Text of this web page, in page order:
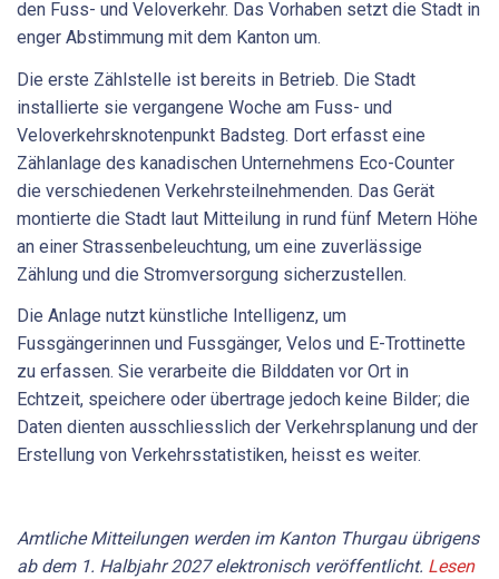
den Fuss- und Veloverkehr. Das Vorhaben setzt die Stadt in
enger Abstimmung mit dem Kanton um.
Die erste Zählstelle ist bereits in Betrieb. Die Stadt
installierte sie vergangene Woche am Fuss- und
Veloverkehrsknotenpunkt Badsteg. Dort erfasst eine
Zählanlage des kanadischen Unternehmens Eco-Counter
die verschiedenen Verkehrsteilnehmenden. Das Gerät
montierte die Stadt laut Mitteilung in rund fünf Metern Höhe
an einer Strassenbeleuchtung, um eine zuverlässige
Zählung und die Stromversorgung sicherzustellen.
Die Anlage nutzt künstliche Intelligenz, um
Fussgängerinnen und Fussgänger, Velos und E-Trottinette
zu erfassen. Sie verarbeite die Bilddaten vor Ort in
Echtzeit, speichere oder übertrage jedoch keine Bilder; die
Daten dienten ausschliesslich der Verkehrsplanung und der
Erstellung von Verkehrsstatistiken, heisst es weiter.
Amtliche Mitteilungen werden im Kanton Thurgau übrigens
ab dem 1. Halbjahr 2027 elektronisch veröffentlicht. Lesen